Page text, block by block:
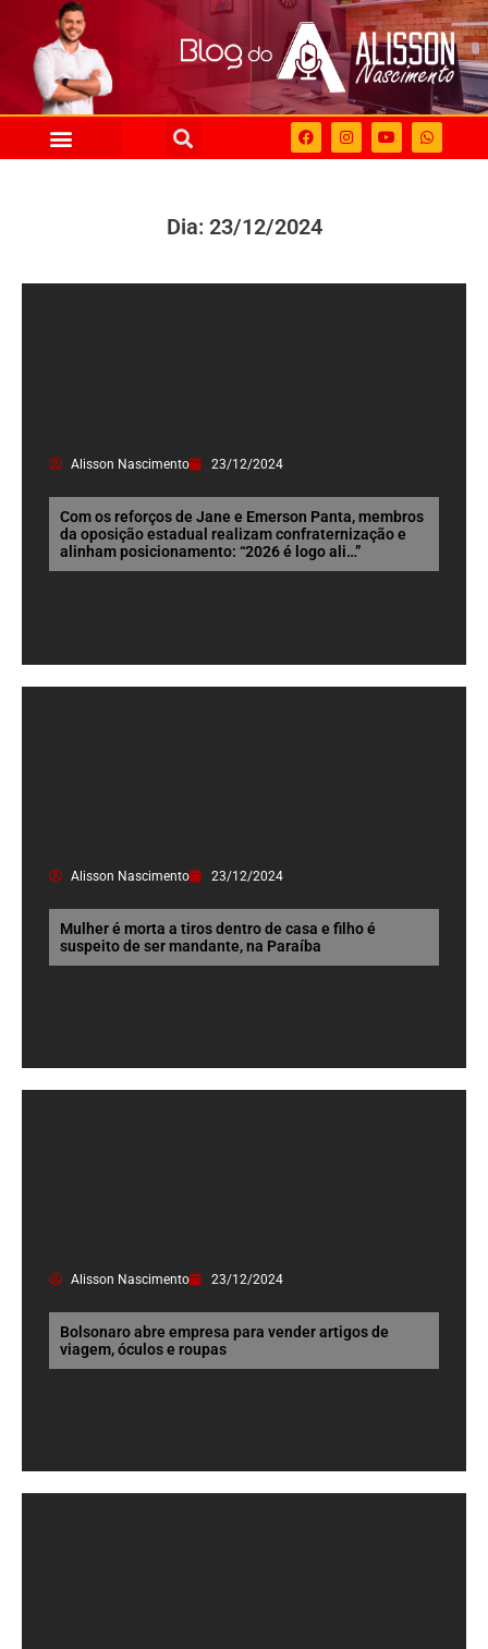
Dia: 23/12/2024
Alisson Nascimento 23/12/2024
Com os reforços de Jane e Emerson Panta, membros
da oposição estadual realizam confraternização e
alinham posicionamento: “2026 é logo ali…”
Alisson Nascimento 23/12/2024
Mulher é morta a tiros dentro de casa e filho é
suspeito de ser mandante, na Paraíba
Alisson Nascimento 23/12/2024
Bolsonaro abre empresa para vender artigos de
viagem, óculos e roupas